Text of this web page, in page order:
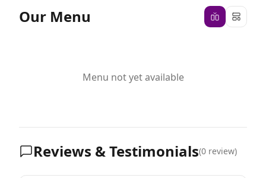
Our Menu
Menu not yet available
Reviews & Testimonials(0 review)